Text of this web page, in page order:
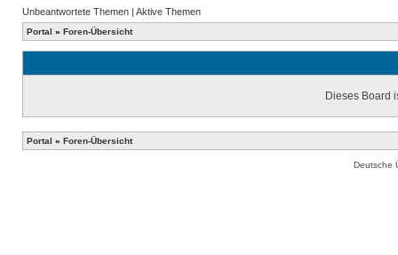
Unbeantwortete Themen | Aktive Themen
Portal » Foren-Übersicht
Dieses Board
Portal » Foren-Übersicht
Deutsche